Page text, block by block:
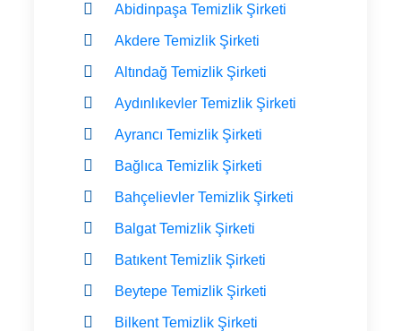
Abidinpaşa Temizlik Şirketi
Akdere Temizlik Şirketi
Altındağ Temizlik Şirketi
Aydınlıkevler Temizlik Şirketi
Ayrancı Temizlik Şirketi
Bağlıca Temizlik Şirketi
Bahçelievler Temizlik Şirketi
Balgat Temizlik Şirketi
Batıkent Temizlik Şirketi
Beytepe Temizlik Şirketi
Bilkent Temizlik Şirketi